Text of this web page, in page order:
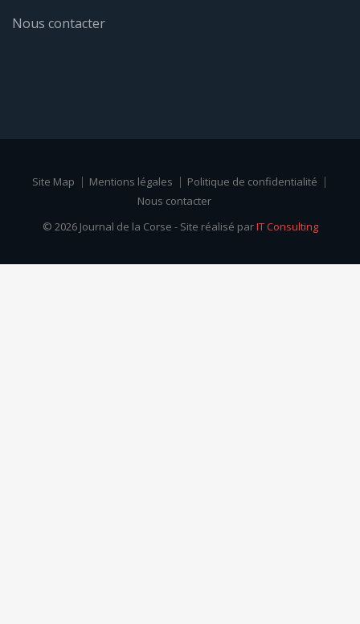
Nous contacter
Site Map Mentions légales
Politique de confidentialité
Nous contacter
© 2026 Journal de la Corse - Site réalisé parIT Consulting